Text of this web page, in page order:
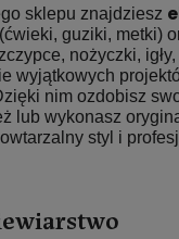
sklepu znajdziesz
(ćwieki, guziki, metki)
nożyczki,
wyjątkowych
nim ozdobisz
lub wykonasz
styl i